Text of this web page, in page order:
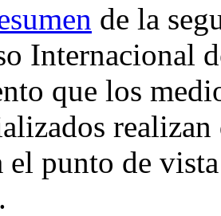
de la
Internacional
que los
el punto de